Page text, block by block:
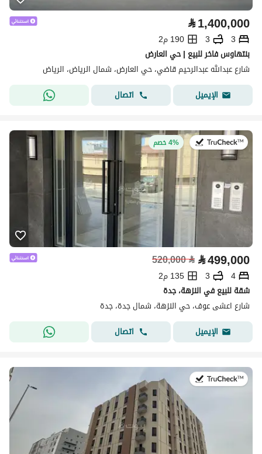
⃁1,400,000
3
3
190 م2
بنتهاوس فاخر للبيع | حي العارض
شارع عبدالله عبدالرحيم قاضي، حي العارض، شمال الرياض، الرياض
الإيميل
اتصال
في:13 يوليو 20264% خصم
⃁499,000
⃁
520,000
4
3
135 م2
شقة للبيع في النزهة، جدة
شارع اعشى عوف، حي النزهة، شمال جدة، جدة
الإيميل
اتصال